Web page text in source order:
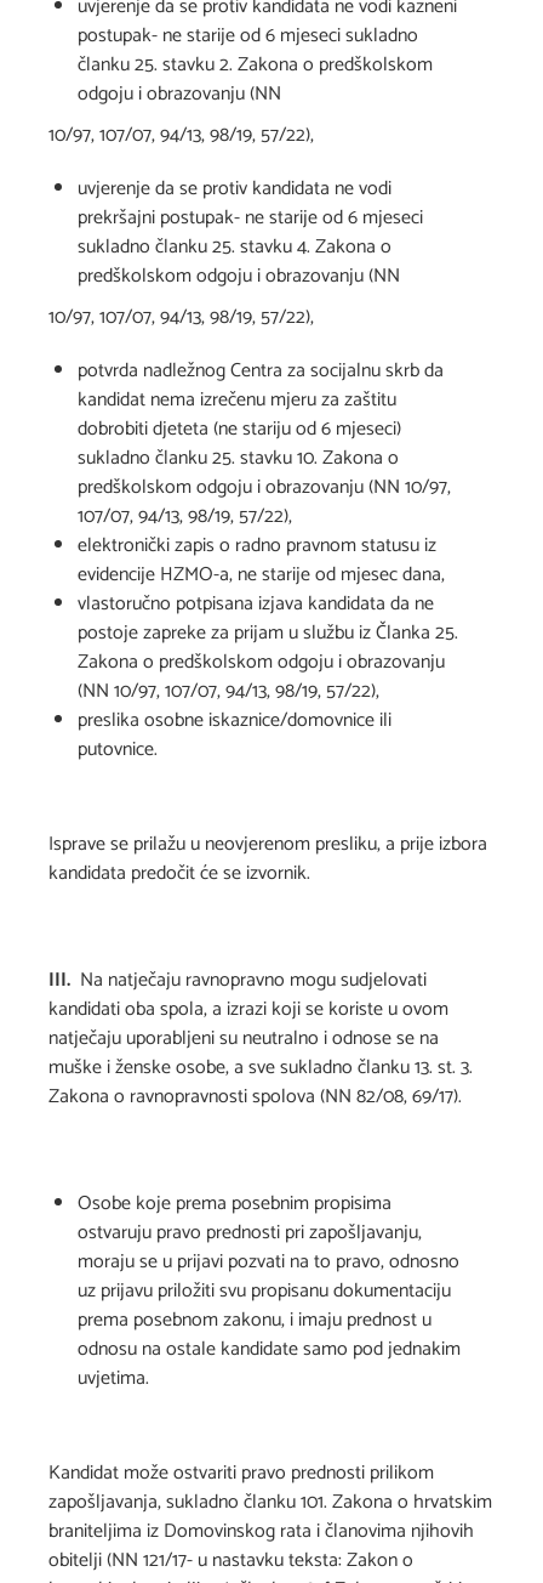
uvjerenje da se protiv kandidata ne vodi kazneni
postupak- ne starije od 6 mjeseci sukladno
članku 25. stavku 2. Zakona o predškolskom
odgoju i obrazovanju (NN
10/97, 107/07, 94/13, 98/19, 57/22),
uvjerenje da se protiv kandidata ne vodi
prekršajni postupak- ne starije od 6 mjeseci
sukladno članku 25. stavku 4. Zakona o
predškolskom odgoju i obrazovanju (NN
10/97, 107/07, 94/13, 98/19, 57/22),
potvrda nadležnog Centra za socijalnu skrb da
kandidat nema izrečenu mjeru za zaštitu
dobrobiti djeteta (ne stariju od 6 mjeseci)
sukladno članku 25. stavku 10. Zakona o
predškolskom odgoju i obrazovanju (NN 10/97,
107/07, 94/13, 98/19, 57/22),
elektronički zapis o radno pravnom statusu iz
evidencije HZMO-a, ne starije od mjesec dana,
vlastoručno potpisana izjava kandidata da ne
postoje zapreke za prijam u službu iz Članka 25.
Zakona o predškolskom odgoju i obrazovanju
(NN 10/97, 107/07, 94/13, 98/19, 57/22),
preslika osobne iskaznice/domovnice ili
putovnice.
Isprave se prilažu u neovjerenom presliku, a prije izbora
kandidata predočit će se izvornik.
III. Na natječaju ravnopravno mogu sudjelovati
kandidati oba spola, a izrazi koji se koriste u ovom
natječaju uporabljeni su neutralno i odnose se na
muške i ženske osobe, a sve sukladno članku 13. st. 3.
Zakona o ravnopravnosti spolova (NN 82/08, 69/17).
Osobe koje prema posebnim propisima
ostvaruju pravo prednosti pri zapošljavanju,
moraju se u prijavi pozvati na to pravo, odnosno
uz prijavu priložiti svu propisanu dokumentaciju
prema posebnom zakonu, i imaju prednost u
odnosu na ostale kandidate samo pod jednakim
uvjetima.
Kandidat može ostvariti pravo prednosti prilikom
zapošljavanja, sukladno članku 101. Zakona o hrvatskim
braniteljima iz Domovinskog rata i članovima njihovih
obitelji (NN 121/17- u nastavku teksta: Zakon o